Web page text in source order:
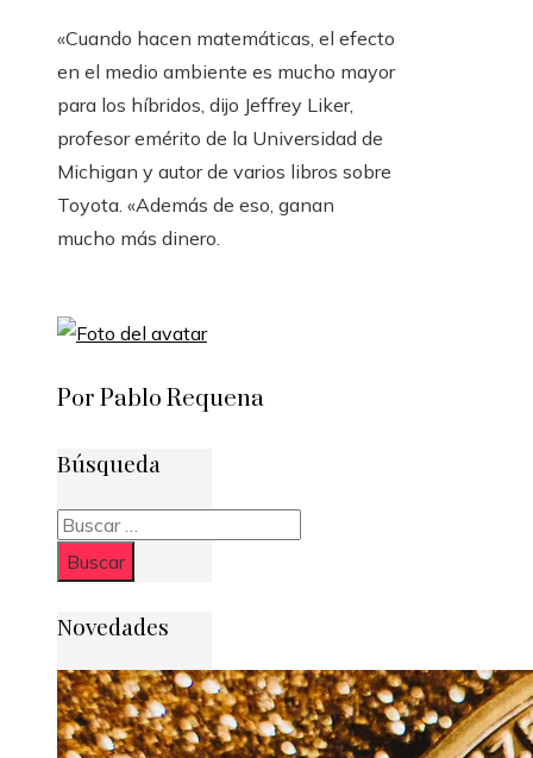
«Cuando hacen matemáticas, el efecto
en el medio ambiente es mucho mayor
para los híbridos, dijo Jeffrey Liker,
profesor emérito de la Universidad de
Michigan y autor de varios libros sobre
Toyota. «Además de eso, ganan
mucho más dinero.
Por Pablo Requena
Búsqueda
Buscar:
Novedades